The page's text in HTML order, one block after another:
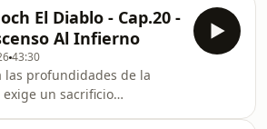
cada rincón de la
un acercamiento con
un momento de
compartida, ambas
el hacha de guerra,
frágil tregua que
sus alianzas en el
El Diablo - Cap.20 -
Al Infierno
43:30
las profundidades de la
exige un sacrificio